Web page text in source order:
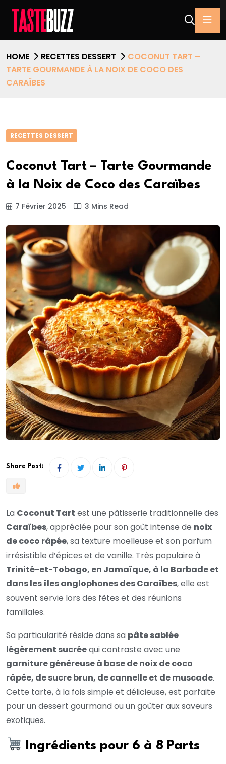
HOME RECETTES DESSERT
COCONUT TART –
TARTE GOURMANDE À LA NOIX DE COCO DES
CARAÏBES
RECETTES DESSERT
Coconut Tart – Tarte Gourmande
à la Noix de Coco des Caraïbes
7 Février 2025 3 Mins Read
Share Post:
La Coconut Tart est une pâtisserie traditionnelle des
Caraïbes, appréciée pour son goût intense de noix
de coco râpée, sa texture moelleuse et son parfum
irrésistible d’épices et de vanille. Très populaire à
Trinité-et-Tobago, en Jamaïque, à la Barbade et
dans les îles anglophones des Caraïbes, elle est
souvent servie lors des fêtes et des réunions
familiales.
Sa particularité réside dans sa pâte sablée
légèrement sucréequi contraste avec une
garniture généreuse à base de noix de coco
râpée, de sucre brun, de cannelle et de muscade.
Cette tarte, à la fois simple et délicieuse, est parfaite
pour un dessert gourmand ou un goûter aux saveurs
exotiques.
Ingrédients pour 6 à 8 Parts